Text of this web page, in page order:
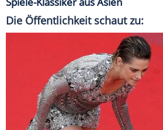
Die Öffentlichkeit schaut zu: